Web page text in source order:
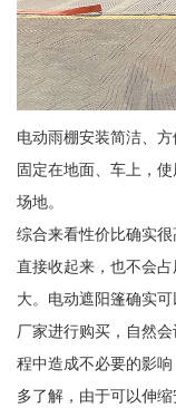
电动雨棚安装简洁、
固定在地面、车上，
场地。
综合来看性价比确实
直接收起来，也不会
大。电动遮阳篷确实
厂家进行购买，自然
程中造成不必要的影
多了解，由于可以伸